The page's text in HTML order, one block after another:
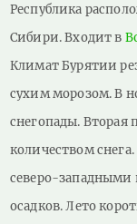
Республика
Сибири. Входит в
Климат Бурятии
сухим морозом. В
снегопады. Вторая
количеством
северо-западными
осадков. Лето